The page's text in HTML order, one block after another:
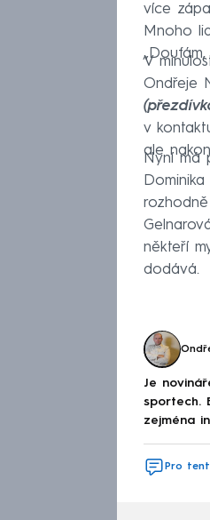
více
Mnoho
V
Ondřeje
v
ale
Nyní má
někteří
dodává.
Je
sportech.
zejména
Pro